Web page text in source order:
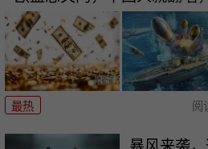
最热 阅